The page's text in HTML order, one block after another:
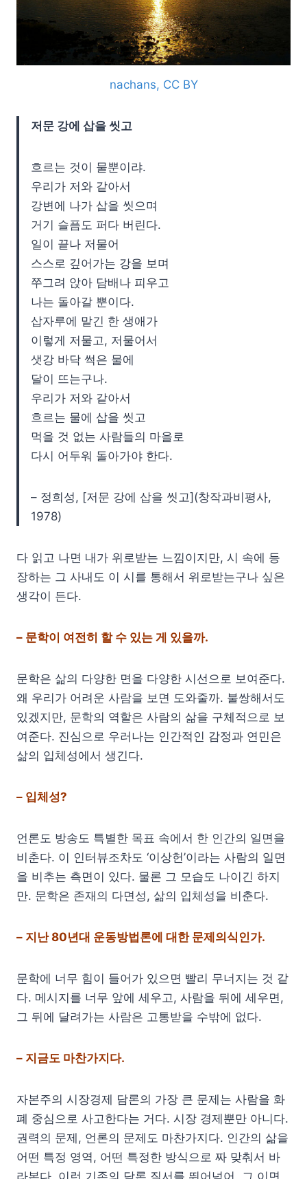
nachans, CC BY
저문 강에 삽을 씻고
흐르는 것이 물뿐이랴.
우리가 저와 같아서
강변에 나가 삽을 씻으며
거기 슬픔도 퍼다 버린다.
일이 끝나 저물어
스스로 깊어가는 강을 보며
쭈그려 앉아 담배나 피우고
나는 돌아갈 뿐이다.
삽자루에 맡긴 한 생애가
이렇게 저물고, 저물어서
샛강 바닥 썩은 물에
달이 뜨는구나.
우리가 저와 같아서
흐르는 물에 삽을 씻고
먹을 것 없는 사람들의 마을로
다시 어두워 돌아가야 한다.
– 정희성, [저문 강에 삽을 씻고](창작과비평사,
1978)
다 읽고 나면 내가 위로받는 느낌이지만, 시 속에 등
장하는 그 사내도 이 시를 통해서 위로받는구나 싶은
생각이 든다.
– 문학이 여전히 할 수 있는 게 있을까.
문학은 삶의 다양한 면을 다양한 시선으로 보여준다.
왜 우리가 어려운 사람을 보면 도와줄까. 불쌍해서도
있겠지만, 문학의 역할은 사람의 삶을 구체적으로 보
여준다. 진심으로 우러나는 인간적인 감정과 연민은
삶의 입체성에서 생긴다.
– 입체성?
언론도 방송도 특별한 목표 속에서 한 인간의 일면을
비춘다. 이 인터뷰조차도 ‘이상헌’이라는 사람의 일면
을 비추는 측면이 있다. 물론 그 모습도 나이긴 하지
만. 문학은 존재의 다면성, 삶의 입체성을 비춘다.
– 지난 80년대 운동방법론에 대한 문제의식인가.
문학에 너무 힘이 들어가 있으면 빨리 무너지는 것 같
다. 메시지를 너무 앞에 세우고, 사람을 뒤에 세우면,
그 뒤에 달려가는 사람은 고통받을 수밖에 없다.
– 지금도 마찬가지다.
자본주의 시장경제 담론의 가장 큰 문제는 사람을 화
폐 중심으로 사고한다는 거다. 시장 경제뿐만 아니다.
권력의 문제, 언론의 문제도 마찬가지다. 인간의 삶을
어떤 특정 영역, 어떤 특정한 방식으로 짜 맞춰서 바